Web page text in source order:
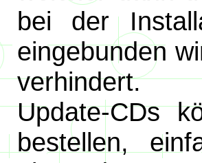
bei der
eingebunden
verhindert.
Update-CDs
bestellen,